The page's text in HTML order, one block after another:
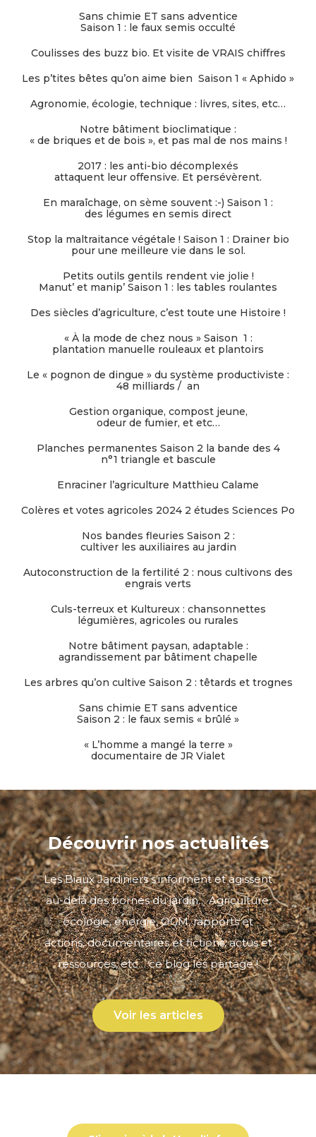
Sans chimie ET sans adventice
Saison 1 : le faux semis occulté
Coulisses des buzz bio. Et visite de VRAIS chiffres
Les p’tites bêtes qu’on aime bien Saison 1 « Aphido »
Agronomie, écologie, technique : livres, sites, etc…
Notre bâtiment bioclimatique :
« de briques et de bois », et pas mal de nos mains !
2017 : les anti-bio décomplexés
attaquent leur offensive. Et persévèrent.
En maraîchage, on sème souvent :-) Saison 1 :
des légumes en semis direct
Stop la maltraitance végétale ! Saison 1 : Drainer bio
pour une meilleure vie dans le sol.
Petits outils gentils rendent vie jolie !
Manut’ et manip’ Saison 1 : les tables roulantes
Des siècles d’agriculture, c’est toute une Histoire !
« À la mode de chez nous » Saison 1 :
plantation manuelle rouleaux et plantoirs
Le « pognon de dingue » du système productiviste :
48 milliards / an
Gestion organique, compost jeune,
odeur de fumier, et etc…
Planches permanentes Saison 2 la bande des 4
n°1 triangle et bascule
Enraciner l’agriculture Matthieu Calame
Colères et votes agricoles 2024 2 études Sciences Po
Nos bandes fleuries Saison 2 :
cultiver les auxiliaires au jardin
Autoconstruction de la fertilité 2 : nous cultivons des
engrais verts
Culs-terreux et Kultureux : chansonnettes
légumières, agricoles ou rurales
Notre bâtiment paysan, adaptable :
agrandissement par bâtiment chapelle
Les arbres qu’on cultive Saison 2 : têtards et trognes
Sans chimie ET sans adventice
Saison 2 : le faux semis « brûlé »
« L’homme a mangé la terre »
documentaire de JR Vialet
Découvrir nos actualités
Les Biaux Jardiniers s’informent et agissent
au-delà des bornes du jardin… Agriculture,
écologie, énergie, OGM, rapports et
actions, documentaires et fictions, actus et
ressources, etc… ce blog les partage !
Voir les articles